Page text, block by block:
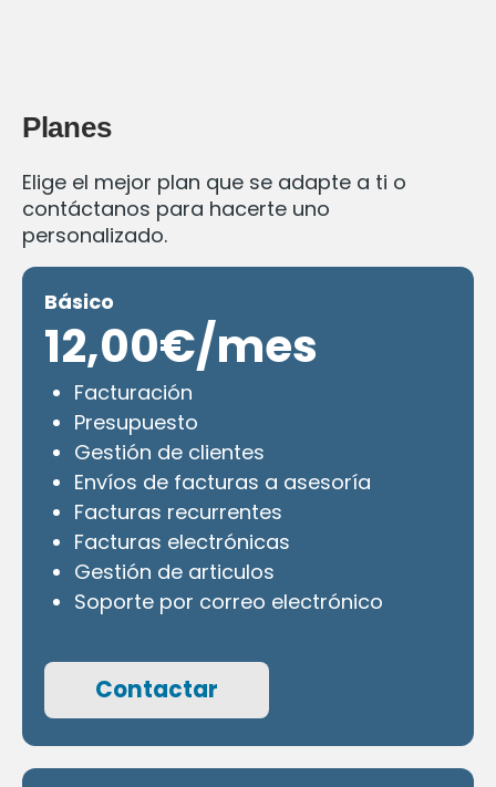
Planes
Elige el mejor plan que se adapte a ti o
contáctanos para hacerte uno
personalizado.
Básico
12,00€/mes
Facturación
Presupuesto
Gestión de clientes
Envíos de facturas a asesoría
Facturas recurrentes
Facturas electrónicas
Gestión de articulos
Soporte por correo electrónico
Contactar